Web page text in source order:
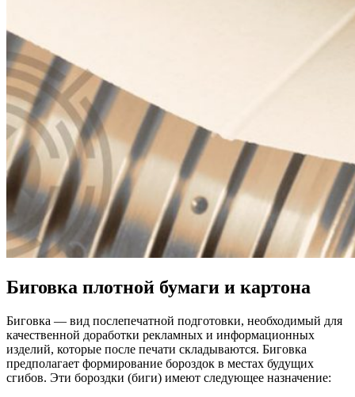
Биговка плотной бумаги и картона
Биговка — вид послепечатной подготовки, необходимый для
качественной доработки рекламных и информационных
изделий, которые после печати складываются. Биговка
предполагает формирование бороздок в местах будущих
сгибов. Эти бороздки (биги) имеют следующее назначение: